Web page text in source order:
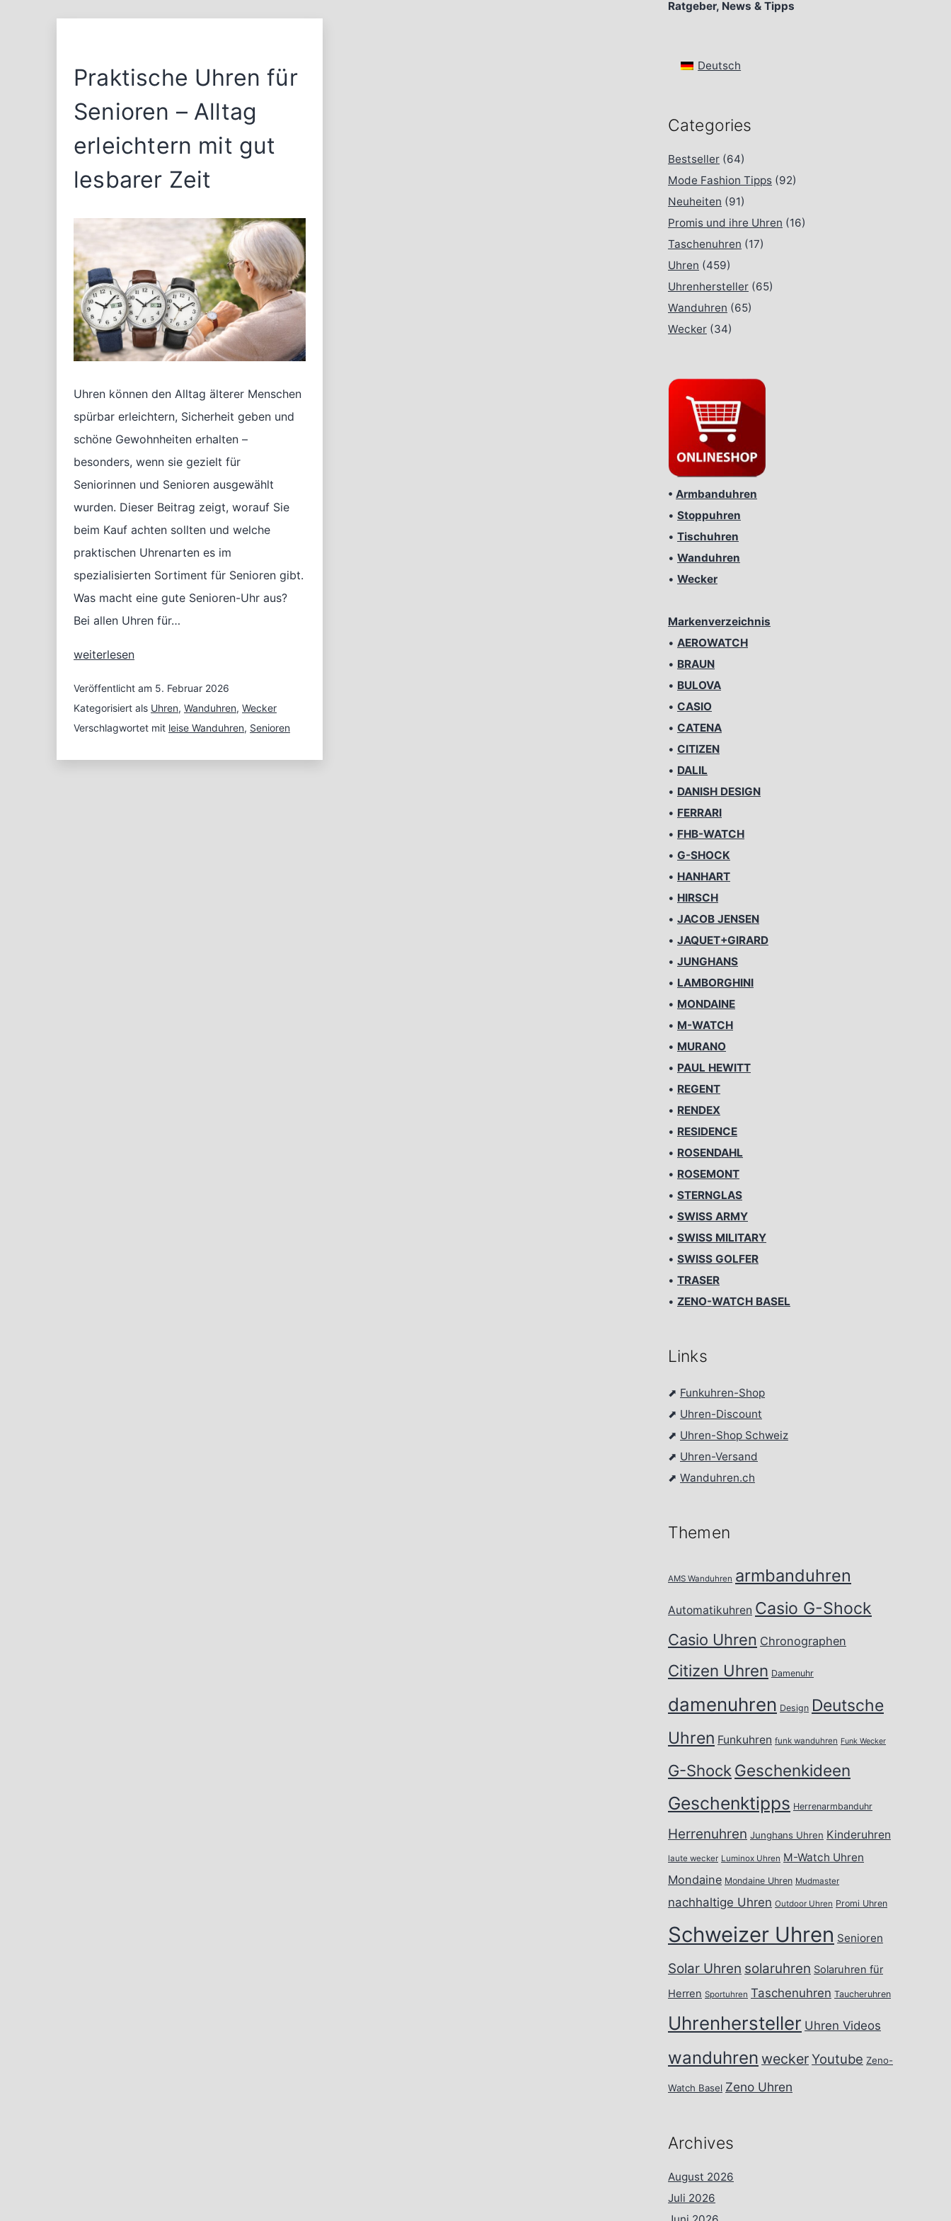
Praktische Uhren für
Senioren – Alltag
erleichtern mit gut
lesbarer Zeit
Uhren können den Alltag älterer Menschen
spürbar erleichtern, Sicherheit geben und
schöne Gewohnheiten erhalten –
besonders, wenn sie gezielt für
Seniorinnen und Senioren ausgewählt
wurden. Dieser Beitrag zeigt, worauf Sie
beim Kauf achten sollten und welche
praktischen Uhrenarten es im
spezialisierten Sortiment für Senioren gibt.
Was macht eine gute Senioren-Uhr aus?
Bei allen Uhren für…
Praktische
für
Senioren
–
erleichtern
weiterlesen
Veröffentlicht am 5. Februar 2026
Kategorisiert als Uhren, Wanduhren, Wecker
Verschlagwortet mit leise Wanduhren, Senioren
Ratgeber, News & Tipps
Deutsch
Categories
Bestseller (64)
Mode Fashion Tipps (92)
Neuheiten (91)
Promis und ihre Uhren (16)
Taschenuhren (17)
Uhren (459)
Uhrenhersteller (65)
Wanduhren (65)
Wecker (34)
• Armbanduhren
• Stoppuhren
• Tischuhren
• Wanduhren
• Wecker
Markenverzeichnis
• AEROWATCH
• BRAUN
• BULOVA
• CASIO
• CATENA
• CITIZEN
• DALIL
• DANISH DESIGN
• FERRARI
• FHB-WATCH
• G-SHOCK
• HANHART
• HIRSCH
• JACOB JENSEN
• JAQUET+GIRARD
• JUNGHANS
• LAMBORGHINI
• MONDAINE
• M-WATCH
• MURANO
• PAUL HEWITT
• REGENT
• RENDEX
• RESIDENCE
• ROSENDAHL
• ROSEMONT
• STERNGLAS
• SWISS ARMY
• SWISS MILITARY
• SWISS GOLFER
• TRASER
• ZENO-WATCH BASEL
Links
⬈ Funkuhren-Shop
⬈ Uhren-Discount
⬈ Uhren-Shop Schweiz
⬈ Uhren-Versand
⬈ Wanduhren.ch
Themen
AMS Wanduhren armbanduhren
Automatikuhren Casio G-Shock
Casio Uhren Chronographen
Citizen Uhren Damenuhr
damenuhren Design Deutsche
Uhren Funkuhren funk wanduhren Funk Wecker
G-Shock Geschenkideen
Geschenktipps Herrenarmbanduhr
Herrenuhren Junghans Uhren Kinderuhren
laute wecker Luminox Uhren M-Watch Uhren
Mondaine Mondaine Uhren Mudmaster
nachhaltige Uhren Outdoor Uhren Promi Uhren
Schweizer Uhren Senioren
Solar Uhren solaruhren Solaruhren für
Herren Sportuhren Taschenuhren Taucheruhren
Uhrenhersteller Uhren Videos
wanduhren weckerYoutube Zeno-
Watch Basel Zeno Uhren
Archives
August 2026
Juli 2026